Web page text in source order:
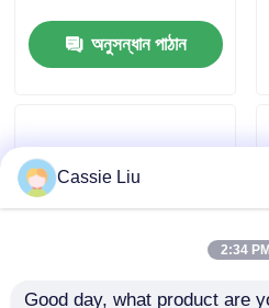
উদ্ধৃতির জন্য আবেদন
বৈদ্যুতিক ফর্কলিফ্ট লিথিয়াম আয়ন ব্যাটারি
প্যালেট ট্রাক ব্যাটারি
অনুসন্ধান পাঠান
Cassie Liu
2:34 PM
Good day, what product are